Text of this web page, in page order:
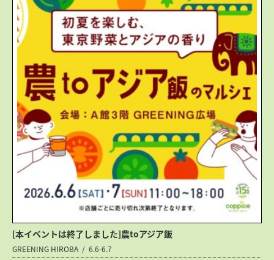
[本イベントは終了しました]農toアジア飯
GREENING HIROBA
6.6-6.7